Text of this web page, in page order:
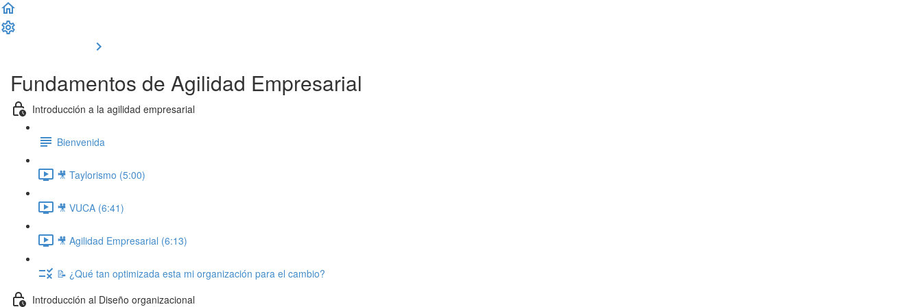
Fundamentos de Agilidad Empresarial
Introducción a la agilidad empresarial
Bienvenida
🎥 Taylorismo (5:00)
🎥 VUCA (6:41)
🎥 Agilidad Empresarial (6:13)
📝 ¿Qué tan optimizada esta mi organización para el cambio?
Introducción al Diseño organizacional